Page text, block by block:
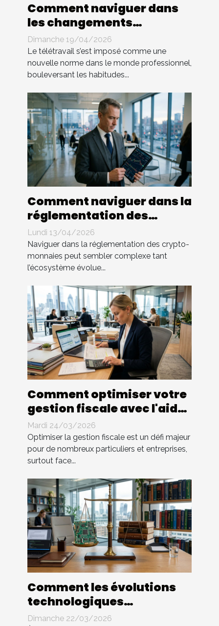
Comment naviguer dans
les changements
législatifs du télétravail ?
Dimanche 19/04/2026
Le télétravail s’est imposé comme une
nouvelle norme dans le monde professionnel,
bouleversant les habitudes...
Comment naviguer dans la
réglementation des
crypto-monnaies ?
Lundi 13/04/2026
Naviguer dans la réglementation des crypto-
monnaies peut sembler complexe tant
l’écosystème évolue...
Comment optimiser votre
gestion fiscale avec l'aide
d'un expert ?
Mardi 24/03/2026
Optimiser la gestion fiscale est un défi majeur
pour de nombreux particuliers et entreprises,
surtout face...
Comment les évolutions
technologiques
impactent-elles le droit
Dimanche 22/03/2026